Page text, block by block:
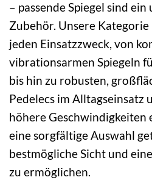
– passende Spiegel sind
Zubehör. Unsere
jeden Einsatzzweck, von
vibrationsarmen Spiegeln
bis hin zu robusten,
Pedelecs im Alltagseinsatz
höhere Geschwindigkeiten
eine sorgfältige Auswahl
bestmögliche Sicht und
zu ermöglichen.